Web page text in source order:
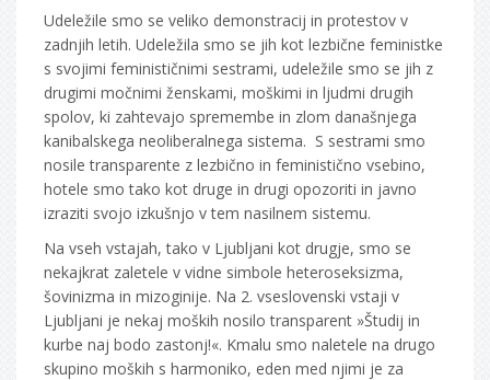
Udeležile smo se veliko demonstracij in protestov v
zadnjih letih. Udeležila smo se jih kot lezbične feministke
s svojimi feminističnimi sestrami, udeležile smo se jih z
drugimi močnimi ženskami, moškimi in ljudmi drugih
spolov, ki zahtevajo spremembe in zlom današnjega
kanibalskega neoliberalnega sistema. S sestrami smo
nosile transparente z lezbično in feministično vsebino,
hotele smo tako kot druge in drugi opozoriti in javno
izraziti svojo izkušnjo v tem nasilnem sistemu.
Na vseh vstajah, tako v Ljubljani kot drugje, smo se
nekajkrat zaletele v vidne simbole heteroseksizma,
šovinizma in mizoginije. Na 2. vseslovenski vstaji v
Ljubljani je nekaj moških nosilo transparent »Študij in
kurbe naj bodo zastonj!«. Kmalu smo naletele na drugo
skupino moških s harmoniko, eden med njimi je za